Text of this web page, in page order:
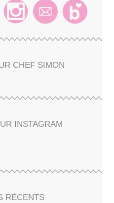
CHEF SIMON
INSTAGRAM
RÉCENTS